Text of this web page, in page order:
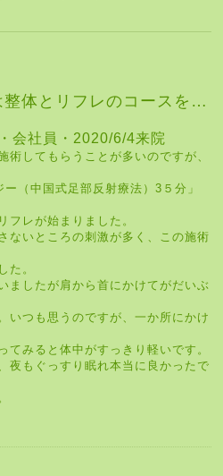
体とリフレのコースを…
会社員・2020/6/4来院
術してもらうことが多いのですが、
（中国式足部反射療法）3５分」
フレが始まりました。
ないところの刺激が多く、この施術
た。
ましたが肩から首にかけてがだいぶ
いつも思うのですが、一か所にかけ
てみると体中がすっきり軽いです。
夜もぐっすり眠れ本当に良かったで